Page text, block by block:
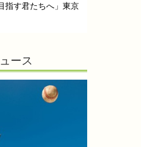
指す君たちへ」東京
ース